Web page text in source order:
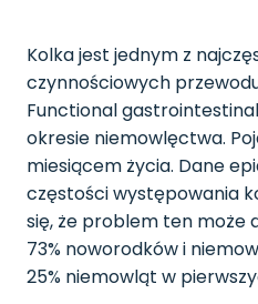
Kolka jest jednym z
czynnościowych
Functional
okresie niemowlęctwa.
miesiącem życia. Dane
częstości występowania
się, że problem ten może
73% noworodków i
25% niemowląt w